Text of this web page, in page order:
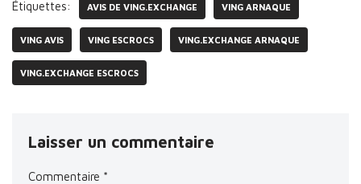
Étiquettes: AVIS DE VING.EXCHANGE VING ARNAQUE
VING AVIS VING ESCROCS VING.EXCHANGE ARNAQUE
VING.EXCHANGE ESCROCS
Laisser un commentaire
Commentaire *